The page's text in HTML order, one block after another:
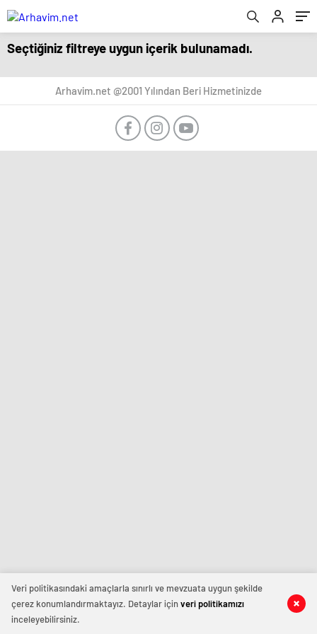
Seçtiğiniz filtreye uygun içerik bulunamadı.
Arhavim.net @2001 Yılından Beri Hizmetinizde
Veri politikasındaki amaçlarla sınırlı ve mevzuata uygun şekilde
çerez konumlandırmaktayız. Detaylar içinveri politikamızı
inceleyebilirsiniz.